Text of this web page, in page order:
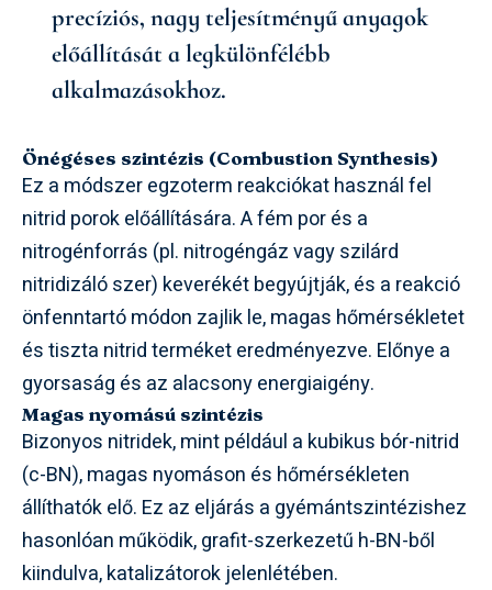
precíziós, nagy teljesítményű anyagok
előállítását a legkülönfélébb
alkalmazásokhoz.
Önégéses szintézis (Combustion Synthesis)
Ez a módszer egzoterm reakciókat használ fel
nitrid porok előállítására. A fém por és a
nitrogénforrás (pl. nitrogéngáz vagy szilárd
nitridizáló szer) keverékét begyújtják, és a reakció
önfenntartó módon zajlik le, magas hőmérsékletet
és tiszta nitrid terméket eredményezve. Előnye a
gyorsaság és az alacsony energiaigény.
Magas nyomású szintézis
Bizonyos nitridek, mint például a kubikus bór-nitrid
(c-BN), magas nyomáson és hőmérsékleten
állíthatók elő. Ez az eljárás a gyémántszintézishez
hasonlóan működik, grafit-szerkezetű h-BN-ből
kiindulva, katalizátorok jelenlétében.